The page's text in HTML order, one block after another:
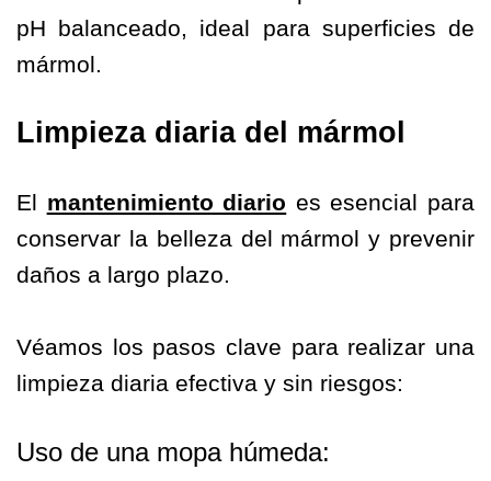
pH balanceado, ideal para superficies de
mármol.
Limpieza diaria del mármol
El mantenimiento diario es esencial para
conservar la belleza del mármol y prevenir
daños a largo plazo.
Véamos los pasos clave para realizar una
limpieza diaria efectiva y sin riesgos:
Uso de una mopa húmeda: